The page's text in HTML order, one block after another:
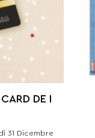
DE I
31 Dicembre